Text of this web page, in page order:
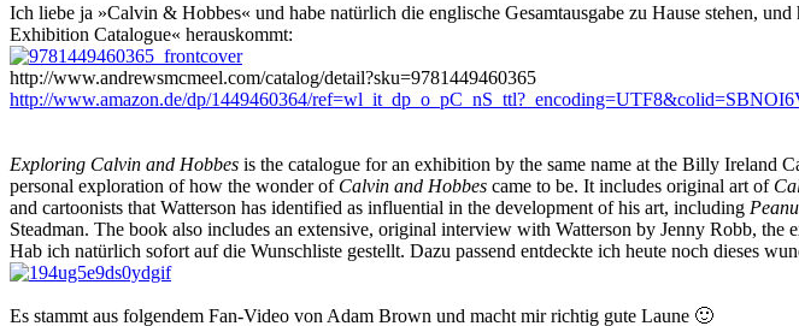
Ich liebe ja »Calvin & Hobbes« und habe natürlich die englische Gesamtausgabe zu Hause stehen,
Exhibition Catalogue« herauskommt:
http://www.andrewsmcmeel.com/catalog/detail?sku=9781449460365
http://www.amazon.de/dp/1449460364/
Exploring Calvin and Hobbes is the catalogue for an exhibition by the same name at the Billy Ireland
personal exploration of how the wonder of Calvin and Hobbes came to be. It includes original art of
and cartoonists that Watterson has identified as influential in the development of his art, including
Steadman. The book also includes an extensive, original interview with Watterson by Jenny Robb, the
Hab ich natürlich sofort auf die Wunschliste gestellt. Dazu passend entdeckte ich heute noch dieses
Es stammt aus folgendem Fan-Video von Adam Brown und macht mir richtig gute Laune 🙂